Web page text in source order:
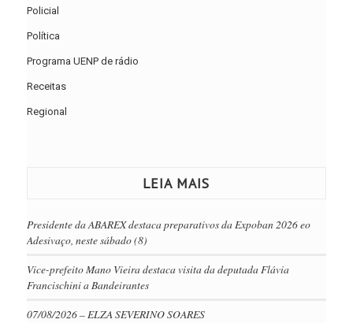
Policial
Política
Programa UENP de rádio
Receitas
Regional
LEIA MAIS
Presidente da ABAREX destaca preparativos da Expoban 2026 eo
Adesivaço, neste sábado (8)
Vice-prefeito Mano Vieira destaca visita da deputada Flávia
Francischini a Bandeirantes
07/08/2026 – ELZA SEVERINO SOARES